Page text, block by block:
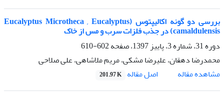
بررسی دو گونه اکالیپتوس (Eucalyptus Microtheca , Eucalyptus
camaldulensis) در جذب فلزات سرب و مس از خاک
دوره 31، شماره 3، پاییز 1397، صفحه
602-610
محمدرضا دهقان، علیرضا مشکی، مریم ملاشاهی، علی صلاحی
مشاهده مقاله
اصل مقاله 201.97 K